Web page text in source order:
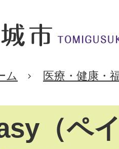
ム 医療・健康・
（ペ